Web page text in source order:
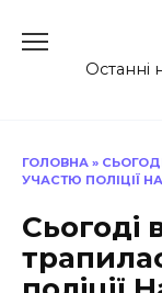
до
Останні
ГОЛОВНА »
УЧАСТЮ ПОЛІЦІЇ
Сьогоді